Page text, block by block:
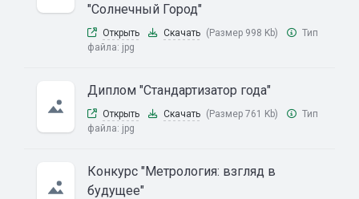
"Солнечный Город"
Открыть Скачать (Размер 998 Kb)
Тип
файла: jpg
Диплом "Стандартизатор года"
Открыть Скачать (Размер 761 Kb)
Тип
файла: jpg
Конкурс "Метрология: взгляд в
будущее"